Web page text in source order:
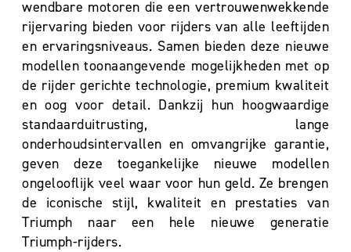
wendbare motoren die een vertrouwenwekkende
rijervaring bieden voor rijders van alle leeftijden
en ervaringsniveaus. Samen bieden deze nieuwe
modellen toonaangevende mogelijkheden met op
de rijder gerichte technologie, premium kwaliteit
en oog voor detail. Dankzij hun hoogwaardige
standaarduitrusting, lange
onderhoudsintervallen en omvangrijke garantie,
geven deze toegankelijke nieuwe modellen
ongelooflijk veel waar voor hun geld. Ze brengen
de iconische stijl, kwaliteit en prestaties van
Triumph naar een hele nieuwe generatie
Triumph-rijders.